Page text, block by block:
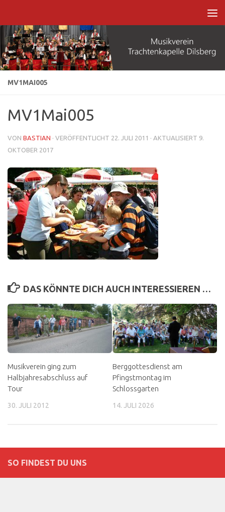
MV1MAI005
MV1Mai005
VON BASTIAN · VERÖFFENTLICHT 22. JULI 2011 · AKTUALISIERT 9.
OKTOBER 2017
DAS KÖNNTE DICH AUCH INTERESSIEREN …
Musikverein ging zum
Halbjahresabschluss auf
Tour
30. JULI 2012
Berggottesdienst am
Pfingstmontag im
Schlossgarten
14. JULI 2026
SO FINDEST DU UNS